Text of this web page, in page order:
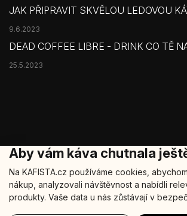
Aby vám káva chutnala
Na KAFISTA.cz používáme cookies,
nákup, analyzovali návštěvnost a nabídli
produkty. Vaše data u nás zůstávají v
JAK PŘIPRAVIT SKVĚLOU LEDOVOU
9.6.2023
DEAD COFFEE LIBRE - DRINK CO TĚ
25.5.2023
Copyright 2026Kafista. Všechna